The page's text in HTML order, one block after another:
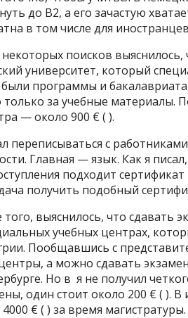
до B2, а его зачастую
в том числе для
поисков
университет, который
программы и
за учебные материалы.
— около 900 €⁣ ( ).
переписываться с
Главная — язык. Как я
подходит
получить подобный
того, выяснилось, что сдавать
учебных центрах,
Пообщавшись с
а можно сдавать
Но в я не получил
один стоит около 200 €⁣ ( ).
€⁣ ( ) за время магистратуры.